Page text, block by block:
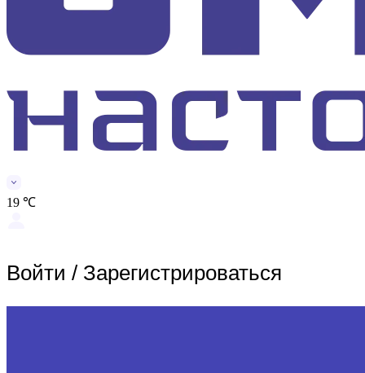
19 ℃
Войти / Зарегистрироваться